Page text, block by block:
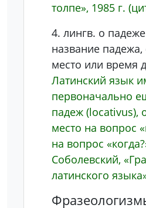
толпе», 1985 г.
4. лингв. о падеже
название
место или время
Латинский язык
первоначально
падеж (locativus),
место на вопрос
на вопрос
Соболевский,
латинского